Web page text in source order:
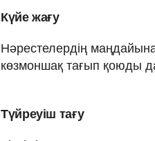
Күйе жағу
Нәрестелердің
көзмоншақ тағып қоюды
Түйреуіш тағу